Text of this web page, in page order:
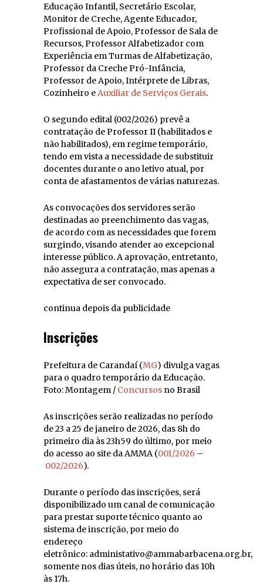
Educação Infantil, Secretário Escolar,
Monitor de Creche, Agente Educador,
Profissional de Apoio, Professor de Sala de
Recursos, Professor Alfabetizador com
Experiência em Turmas de Alfabetização,
Professor da Creche Pró-Infância,
Professor de Apoio, Intérprete de Libras,
Cozinheiro e Auxiliar de Serviços Gerais.
O segundo edital (002/2026) prevê a
contratação de Professor II (habilitados e
não habilitados), em regime temporário,
tendo em vista a necessidade de substituir
docentes durante o ano letivo atual, por
conta de afastamentos de várias naturezas.
As convocações dos servidores serão
destinadas ao preenchimento das vagas,
de acordo com as necessidades que forem
surgindo, visando atender ao excepcional
interesse público. A aprovação, entretanto,
não assegura a contratação, mas apenas a
expectativa de ser convocado.
continua depois da publicidade
Inscrições
Prefeitura de Carandaí (MG) divulga vagas
para o quadro temporário da Educação.
Foto: Montagem / Concursos no Brasil
As inscrições serão realizadas no período
de 23 a 25 de janeiro de 2026, das 8h do
primeiro dia às 23h59 do último, por meio
do acesso ao site da AMMA (001/2026 –
002/2026).
Durante o período das inscrições, será
disponibilizado um canal de comunicação
para prestar suporte técnico quanto ao
sistema de inscrição, por meio do
endereço
eletrônico: administativo@ammabarbacena.org.br,
somente nos dias úteis, no horário das 10h
às 17h.